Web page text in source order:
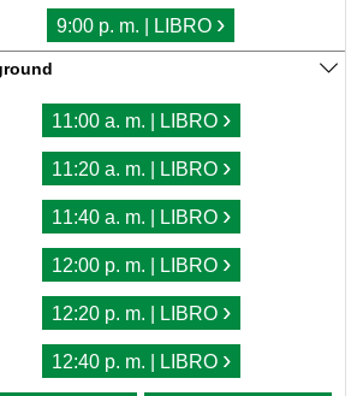
9:00 p. m. | LIBRO ›
11:00 a. m. | LIBRO ›
11:20 a. m. | LIBRO ›
11:40 a. m. | LIBRO ›
12:00 p. m. | LIBRO ›
12:20 p. m. | LIBRO ›
12:40 p. m. | LIBRO ›